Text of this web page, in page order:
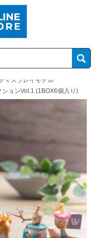
ィスプレイモデル
ョンVol.1 (1BOX6個入り)